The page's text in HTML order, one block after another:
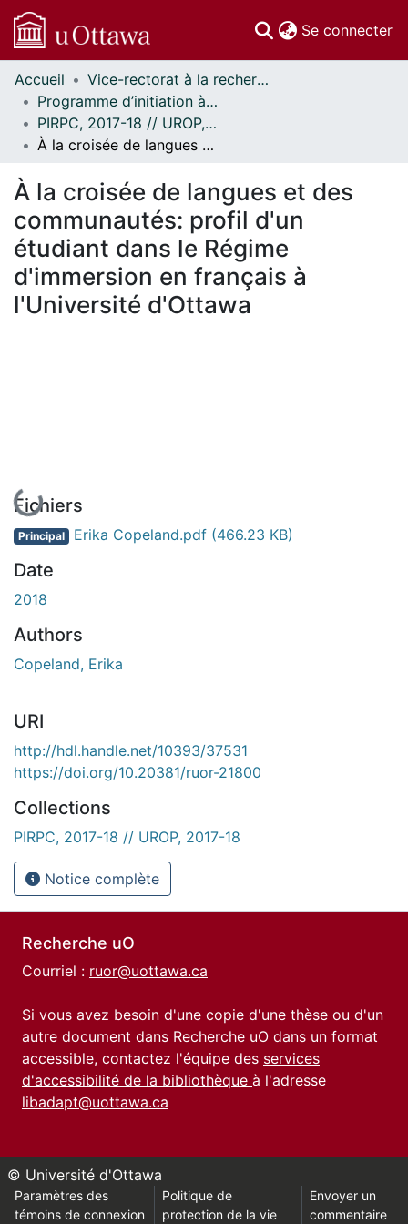
Se connecter
Communautés
et collections
Parcourir
Statistiques
À propos
Accueil
Vice-rectorat à la recherche // Office of the V-P, Research
Programme d’initiation à la recherche au premier cycle (PIRPC) // Undergraduate Research Opportunity Program (UROP)
PIRPC, 2017-18 // UROP, 2017-18
À la croisée de langues et des communautés: profil d'un étudiant dans le Régime d'immersion en français à l'Université d'Ottawa
À la croisée de langues et des
communautés: profil d'un
étudiant dans le Régime
d'immersion en français à
l'Université d'Ottawa
Fichiers
Principal Erika Copeland.pdf (466.23 KB)
Date
2018
Authors
Copeland, Erika
URI
http://hdl.handle.net/10393/37531
https://doi.org/10.20381/ruor-21800
Collections
PIRPC, 2017-18 // UROP, 2017-18
Notice complète
Recherche uO
Courriel : ruor@uottawa.ca
Si vous avez besoin d'une copie d'une thèse ou d'un
autre document dans Recherche uO dans un format
accessible, contactez l'équipe des services
d'accessibilité de la bibliothèque à l'adresse
libadapt@uottawa.ca
© Université d'Ottawa
Paramètres des
témoins de connexion
Politique de
protection de la vie
Envoyer un
commentaire